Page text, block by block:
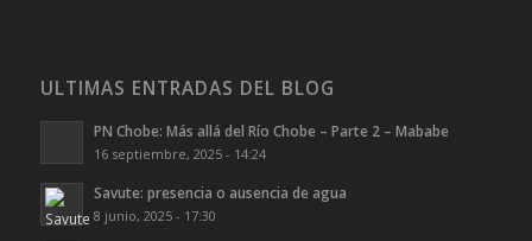
ULTIMAS ENTRADAS DEL BLOG
PN Chobe: Más allá del Río Chobe – Parte 2 – Mababe
16 septiembre, 2025 - 14:24
Savute: presencia o ausencia de agua
8 junio, 2025 - 17:30